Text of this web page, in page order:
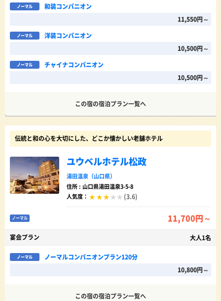
ノーマル
和装コンパニオン
11,550円～
ノーマル
洋装コンパニオン
10,500円～
ノーマル
チャイナコンパニオン
10,500円～
この宿の宿泊プラン一覧へ
伝統と和の心を大切にした、どこか懐かしい老舗ホテル
ユウベルホテル松政
湯田温泉（山口県）
住所 : 山口県湯田温泉3-5-8
人気度：
(3.6)
ノーマル 11,700円～
宴会プラン 大人1名
ノーマル
ノーマルコンパニオンプラン120分
10,800円～
この宿の宿泊プラン一覧へ